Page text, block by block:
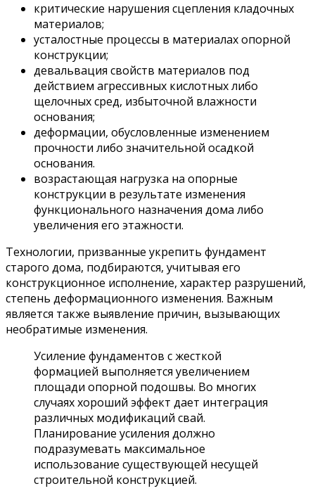
критические нарушения сцепления кладочных
материалов;
усталостные процессы в материалах опорной
конструкции;
девальвация свойств материалов под
действием агрессивных кислотных либо
щелочных сред, избыточной влажности
основания;
деформации, обусловленные изменением
прочности либо значительной осадкой
основания.
возрастающая нагрузка на опорные
конструкции в результате изменения
функционального назначения дома либо
увеличения его этажности.
Технологии, призванные укрепить фундамент
старого дома, подбираются, учитывая его
конструкционное исполнение, характер разрушений,
степень деформационного изменения. Важным
является также выявление причин, вызывающих
необратимые изменения.
Усиление фундаментов с жесткой
формацией выполняется увеличением
площади опорной подошвы. Во многих
случаях хороший эффект дает интеграция
различных модификаций свай.
Планирование усиления должно
подразумевать максимальное
использование существующей несущей
строительной конструкцией.